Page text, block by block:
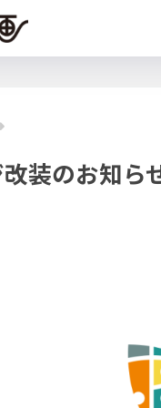
装のお知ら